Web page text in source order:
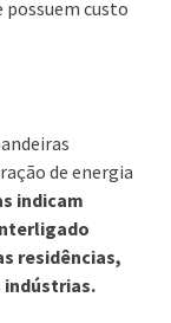
custo
de energia
indicam
residências,
indústrias.